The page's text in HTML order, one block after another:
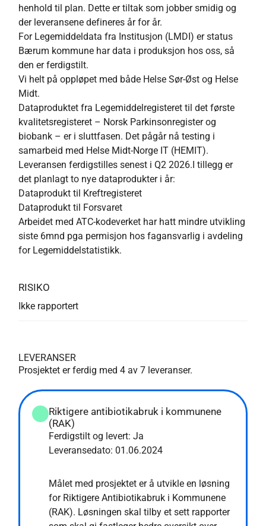
henhold til plan. Dette er tiltak som jobber smidig og
der leveransene defineres år for år.
For Legemiddeldata fra Institusjon (LMDI) er status
Bærum kommune har data i produksjon hos oss, så
den er ferdigstilt.
Vi helt på oppløpet med både Helse Sør-Øst og Helse
Midt.
Dataproduktet fra Legemiddelregisteret til det første
kvalitetsregisteret – Norsk Parkinsonregister og
biobank – er i sluttfasen. Det pågår nå testing i
samarbeid med Helse Midt-Norge IT (HEMIT).
Leveransen ferdigstilles senest i Q2 2026.I tillegg er
det planlagt to nye dataprodukter i år:
Dataprodukt til Kreftregisteret
Dataprodukt til Forsvaret
Arbeidet med ATC-kodeverket har hatt mindre utvikling
siste 6mnd pga permisjon hos fagansvarlig i avdeling
for Legemiddelstatistikk.
RISIKO
Ikke rapportert
LEVERANSER
Prosjektet er ferdig med4 av7 leveranser.
Riktigere antibiotikabruk i kommunene
(RAK)
Ferdigstilt og levert: Ja
Leveransedato: 01.06.2024
Målet med prosjektet er å utvikle en løsning
for Riktigere Antibiotikabruk i Kommunene
(RAK). Løsningen skal tilby et sett rapporter